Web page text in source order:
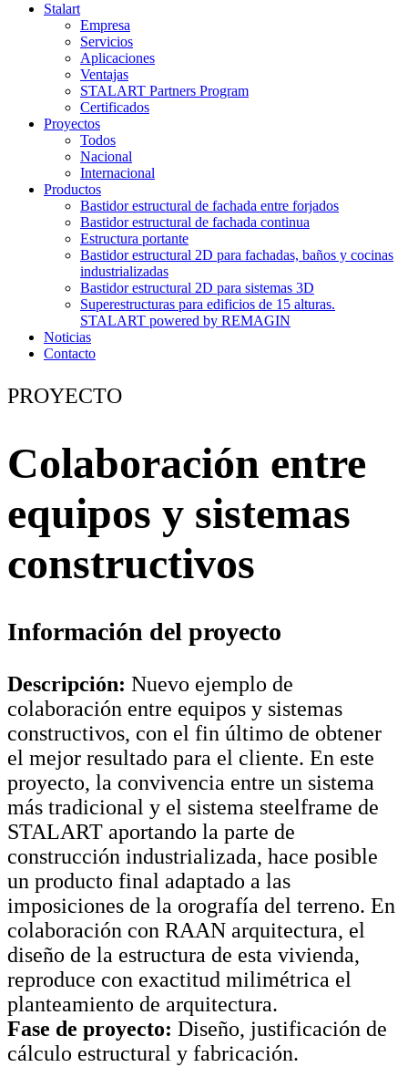
Stalart
Empresa
Servicios
Aplicaciones
Ventajas
STALART Partners Program
Certificados
Proyectos
Todos
Nacional
Internacional
Productos
Bastidor estructural de fachada entre forjados
Bastidor estructural de fachada continua
Estructura portante
Bastidor estructural 2D para fachadas, baños y cocinas
industrializadas
Bastidor estructural 2D para sistemas 3D
Superestructuras para edificios de 15 alturas.
STALART powered by REMAGIN
Noticias
Contacto
PROYECTO
Colaboración entre
equipos y sistemas
constructivos
Información del proyecto
Descripción: Nuevo ejemplo de
colaboración entre equipos y sistemas
constructivos, con el fin último de obtener
el mejor resultado para el cliente. En este
proyecto, la convivencia entre un sistema
más tradicional y el sistema steelframe de
STALART aportando la parte de
construcción industrializada, hace posible
un producto final adaptado a las
imposiciones de la orografía del terreno. En
colaboración con RAAN arquitectura, el
diseño de la estructura de esta vivienda,
reproduce con exactitud milimétrica el
planteamiento de arquitectura.
Fase de proyecto: Diseño, justificación de
cálculo estructural y fabricación.